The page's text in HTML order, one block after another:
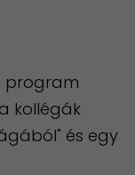
program
kollégák
és egy